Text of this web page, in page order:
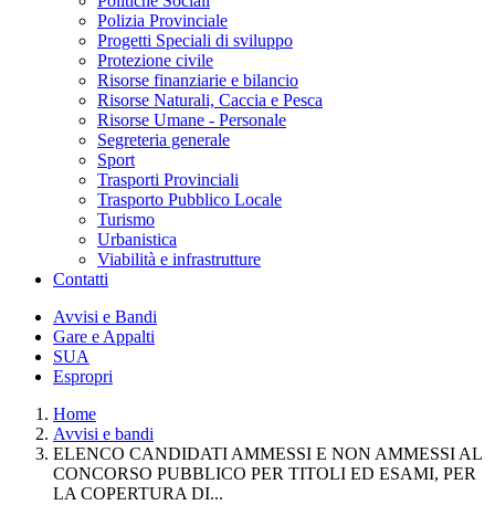
Polizia Provinciale
Progetti Speciali di sviluppo
Protezione civile
Risorse finanziarie e bilancio
Risorse Naturali, Caccia e Pesca
Risorse Umane - Personale
Segreteria generale
Sport
Trasporti Provinciali
Trasporto Pubblico Locale
Turismo
Urbanistica
Viabilità e infrastrutture
Contatti
Avvisi e Bandi
Gare e Appalti
SUA
Espropri
Home
Avvisi e bandi
ELENCO CANDIDATI AMMESSI E NON AMMESSI AL
CONCORSO PUBBLICO PER TITOLI ED ESAMI, PER
LA COPERTURA DI...